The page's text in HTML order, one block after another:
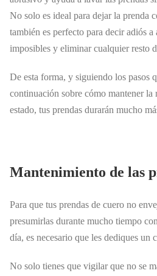
No solo es ideal para dejar la prenda
también es perfecto para decir adiós a
imposibles y eliminar cualquier resto
De esta forma, y siguiendo los pasos
continuación sobre cómo mantener la
estado, tus prendas durarán mucho
Mantenimiento de las
Para que tus prendas de cuero no
presumirlas durante mucho tiempo
día, es necesario que les dediques un
No solo tienes que vigilar que no se